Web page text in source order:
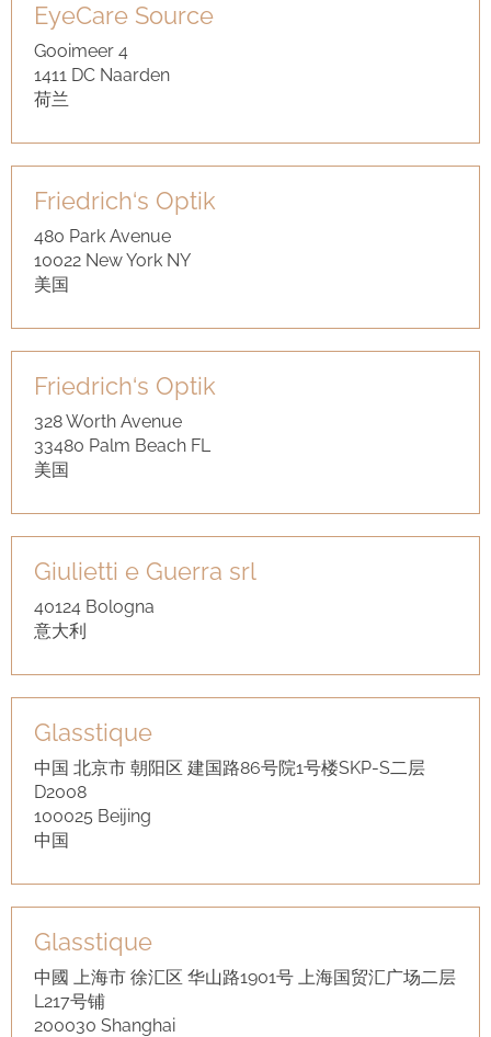
EyeCare Source
Gooimeer 4
1411 DC Naarden
荷兰
Friedrich‘s Optik
480 Park Avenue
10022 New York NY
美国
Friedrich‘s Optik
328 Worth Avenue
33480 Palm Beach FL
美国
Giulietti e Guerra srl
40124 Bologna
意大利
Glasstique
中国 北京市 朝阳区 建国路86号院1号楼SKP-S二层
D2008
100025 Beijing
中国
Glasstique
中國 上海市 徐汇区 华山路1901号 上海国贸汇广场二层
L217号铺
200030 Shanghai